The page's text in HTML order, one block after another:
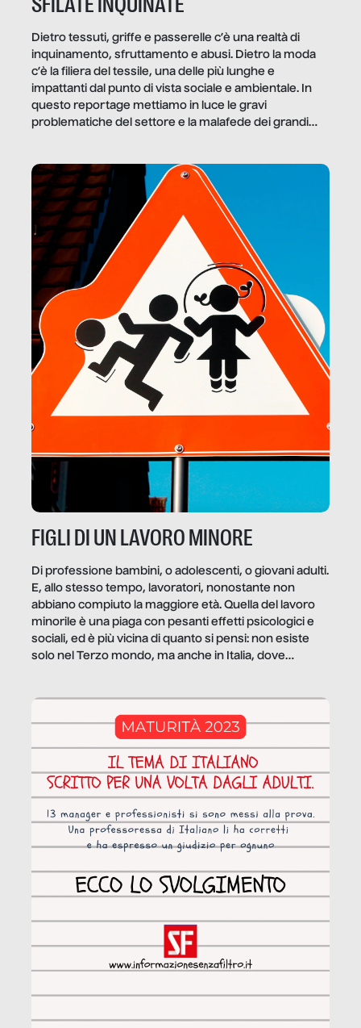
Dietro tessuti, griffe e passerelle c’è una realtà di
inquinamento, sfruttamento e abusi. Dietro la moda
c’è la filiera del tessile, una delle più lunghe e
impattanti dal punto di vista sociale e ambientale. In
questo reportage mettiamo in luce le gravi
problematiche del settore e la malafede dei grandi
FIGLI DI UN LAVORO MINORE
Di professione bambini, o adolescenti, o giovani adulti.
E, allo stesso tempo, lavoratori, nonostante non
abbiano compiuto la maggiore età. Quella del lavoro
minorile è una piaga con pesanti effetti psicologici e
sociali, ed è più vicina di quanto si pensi: non esiste
solo nel Terzo mondo, ma anche in Italia, dove